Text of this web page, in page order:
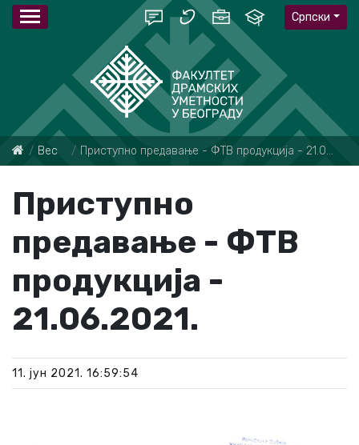
Српски
Вести Приступно предавање - ФТВ продукција - 21.06.2021.
Приступно
предавање - ФТВ
продукција -
21.06.2021.
11. јун 2021. 16:59:54